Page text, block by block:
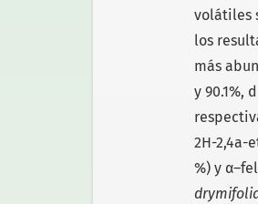
volátiles
los
más
y 90.1%,
2H-2,4a-
%) y